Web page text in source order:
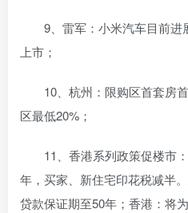
9、雷军：小米汽车目前
上市；
10、杭州：限购区首套房
区最低20%；
11、香港系列政策促楼市
年，买家、新住宅印花税减半
贷款保证期至50年；香港：将